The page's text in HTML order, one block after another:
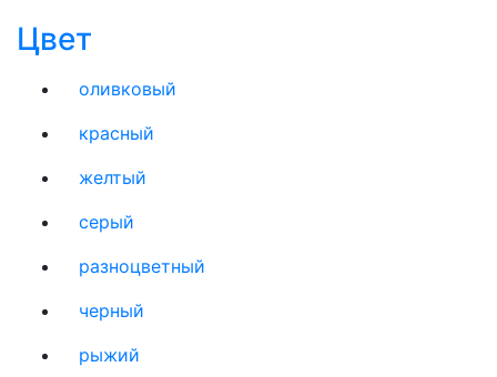
Цвет
оливковый
красный
желтый
серый
разноцветный
черный
рыжий